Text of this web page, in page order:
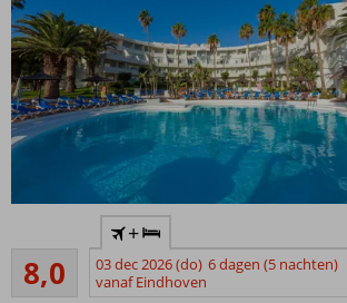
Inclusive
te boeken;
lekker
onbezorgd
genieten
familiehotel
Slechts 50
meter van
8,0
Zeer goed
23
beoordelingen
+
03 dec 2026 (do) 6 dagen (5 nachten)
vanaf Eindhoven